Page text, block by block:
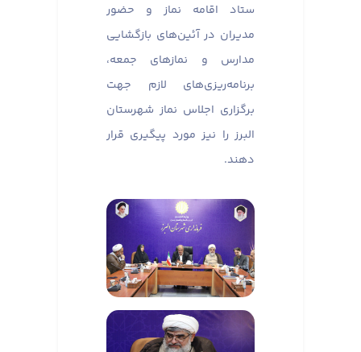
ستاد اقامه نماز و حضور
مدیران در آئین‌های بازگشایی
مدارس و نماز‌های جمعه،
برنامه‌ریزی‌های لازم جهت
برگزاری اجلاس نماز شهرستان
البرز را نیز مورد پیگیری قرار
دهند.